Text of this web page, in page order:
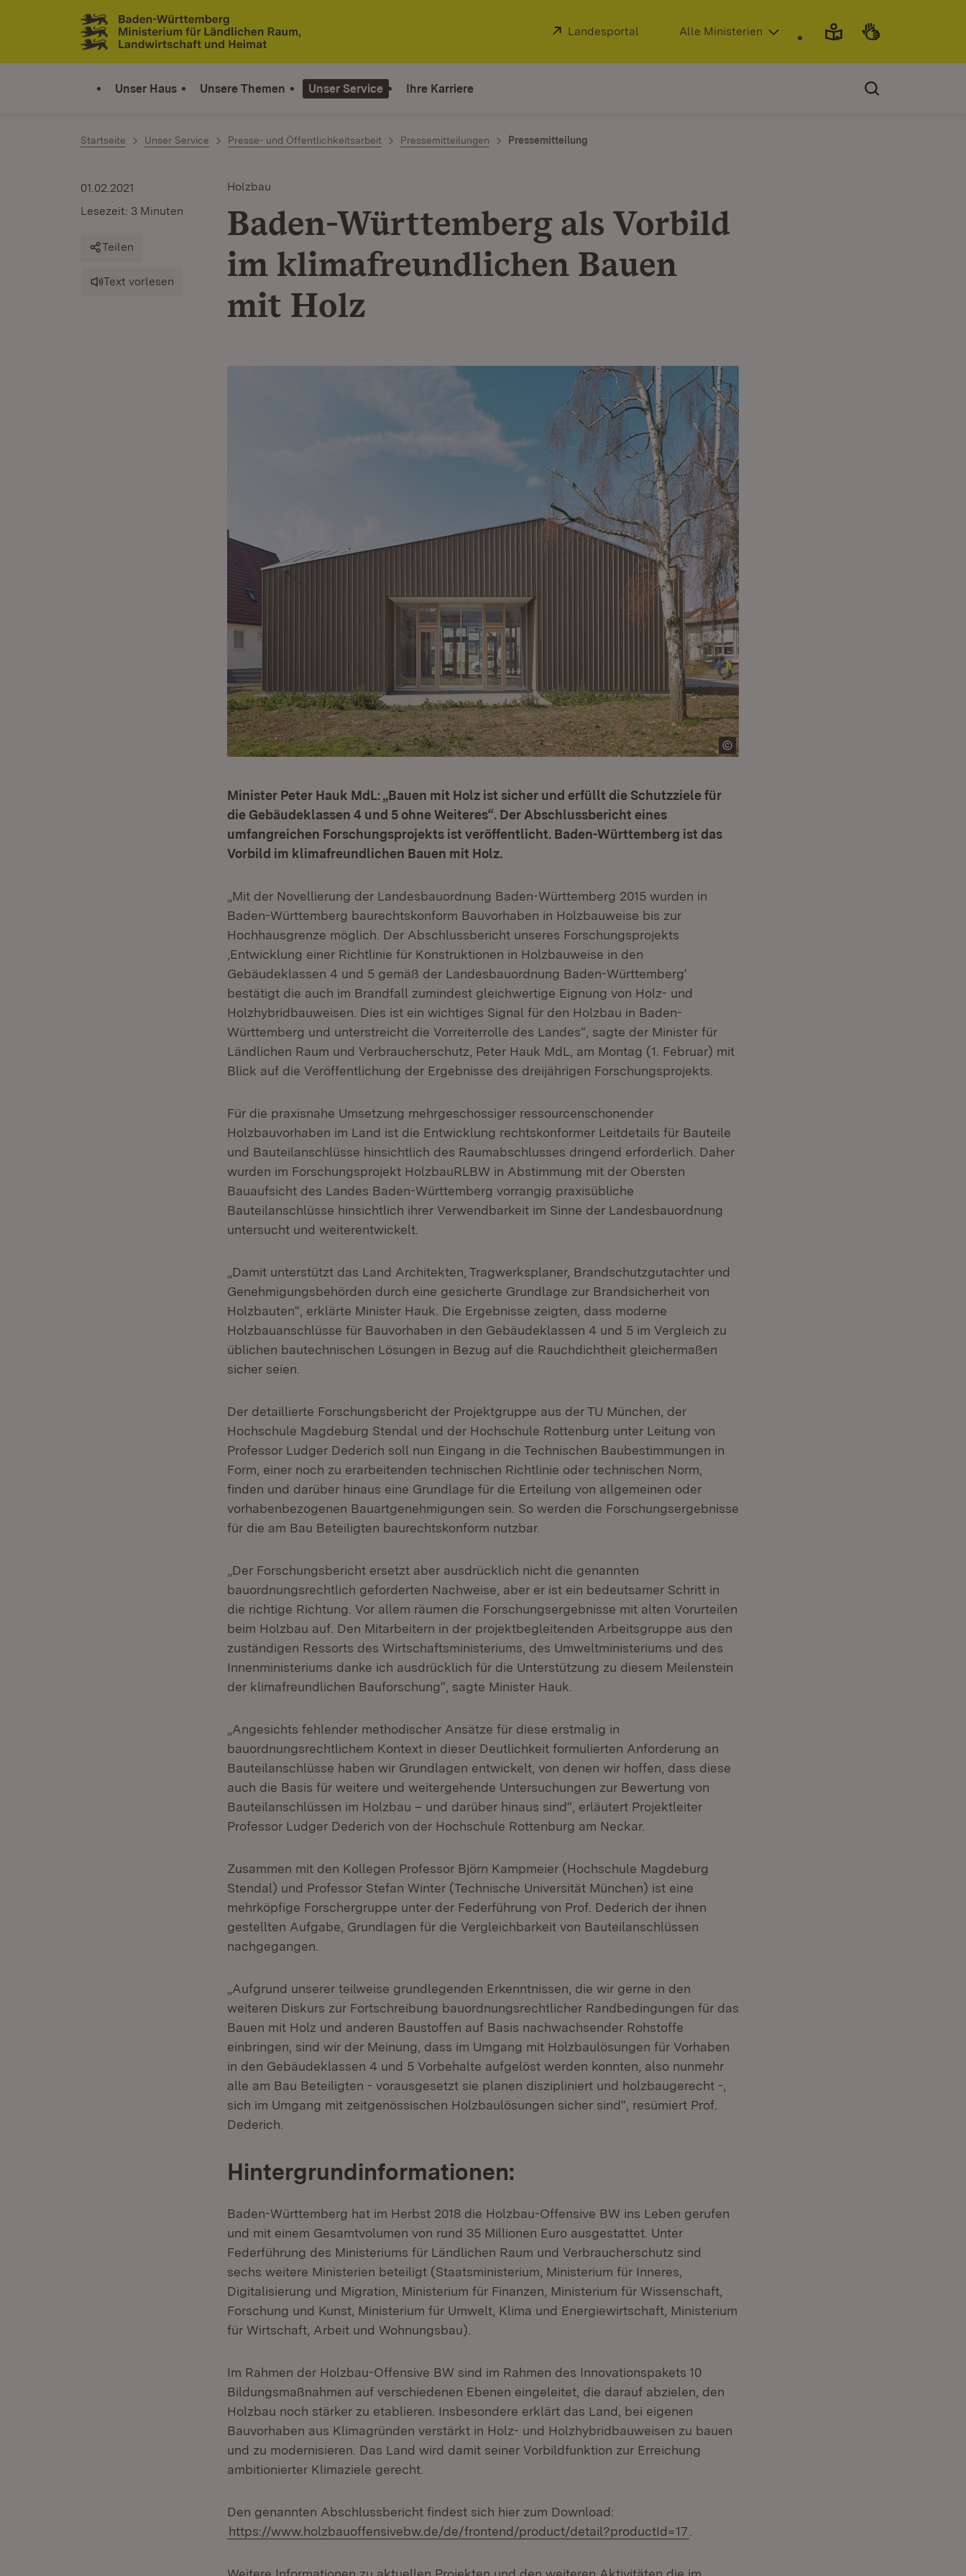
Zum Inhalt springen
Link zur Startseite
Extern:
Landesportal (Öffnet in neuem Fenster)
Alle Ministerien
Unser Haus Unsere Themen Unser Service Ihre Karriere
Startseite Unser Service Presse- und Öffentlichkeitsarbeit Pressemitteilungen Pressemitteilung
Holzbau
Baden-Württemberg als Vorbild
im klimafreundlichen Bauen
mit Holz
01.02.2021
Lesezeit: 3 Minuten
Teilen
Text vorlesen
Minister Peter Hauk MdL: „Bauen mit Holz ist sicher und erfüllt die Schutzziele für
die Gebäudeklassen 4 und 5 ohne Weiteres“. Der Abschlussbericht eines
umfangreichen Forschungsprojekts ist veröffentlicht. Baden-Württemberg ist das
Vorbild im klimafreundlichen Bauen mit Holz.
„Mit der Novellierung der Landesbauordnung Baden-Württemberg 2015 wurden in
Baden-Württemberg baurechtskonform Bauvorhaben in Holzbauweise bis zur
Hochhausgrenze möglich. Der Abschlussbericht unseres Forschungsprojekts
‚Entwicklung einer Richtlinie für Konstruktionen in Holzbauweise in den
Gebäudeklassen 4 und 5 gemäß der Landesbauordnung Baden-Württemberg‘
bestätigt die auch im Brandfall zumindest gleichwertige Eignung von Holz- und
Holzhybridbauweisen. Dies ist ein wichtiges Signal für den Holzbau in Baden-
Württemberg und unterstreicht die Vorreiterrolle des Landes“, sagte der Minister für
Ländlichen Raum und Verbraucherschutz, Peter Hauk MdL, am Montag (1. Februar) mit
Blick auf die Veröffentlichung der Ergebnisse des dreijährigen Forschungsprojekts.
Für die praxisnahe Umsetzung mehrgeschossiger ressourcenschonender
Holzbauvorhaben im Land ist die Entwicklung rechtskonformer Leitdetails für Bauteile
und Bauteilanschlüsse hinsichtlich des Raumabschlusses dringend erforderlich. Daher
wurden im Forschungsprojekt HolzbauRLBW in Abstimmung mit der Obersten
Bauaufsicht des Landes Baden-Württemberg vorrangig praxisübliche
Bauteilanschlüsse hinsichtlich ihrer Verwendbarkeit im Sinne der Landesbauordnung
untersucht und weiterentwickelt.
„Damit unterstützt das Land Architekten, Tragwerksplaner, Brandschutzgutachter und
Genehmigungsbehörden durch eine gesicherte Grundlage zur Brandsicherheit von
Holzbauten“, erklärte Minister Hauk. Die Ergebnisse zeigten, dass moderne
Holzbauanschlüsse für Bauvorhaben in den Gebäudeklassen 4 und 5 im Vergleich zu
üblichen bautechnischen Lösungen in Bezug auf die Rauchdichtheit gleichermaßen
sicher seien.
Der detaillierte Forschungsbericht der Projektgruppe aus der TU München, der
Hochschule Magdeburg Stendal und der Hochschule Rottenburg unter Leitung von
Professor Ludger Dederich soll nun Eingang in die Technischen Baubestimmungen in
Form, einer noch zu erarbeitenden technischen Richtlinie oder technischen Norm,
finden und darüber hinaus eine Grundlage für die Erteilung von allgemeinen oder
vorhabenbezogenen Bauartgenehmigungen sein. So werden die Forschungsergebnisse
für die am Bau Beteiligten baurechtskonform nutzbar.
„Der Forschungsbericht ersetzt aber ausdrücklich nicht die genannten
bauordnungsrechtlich geforderten Nachweise, aber er ist ein bedeutsamer Schritt in
die richtige Richtung. Vor allem räumen die Forschungsergebnisse mit alten Vorurteilen
beim Holzbau auf. Den Mitarbeitern in der projektbegleitenden Arbeitsgruppe aus den
zuständigen Ressorts des Wirtschaftsministeriums, des Umweltministeriums und des
Innenministeriums danke ich ausdrücklich für die Unterstützung zu diesem Meilenstein
der klimafreundlichen Bauforschung“, sagte Minister Hauk.
„Angesichts fehlender methodischer Ansätze für diese erstmalig in
bauordnungsrechtlichem Kontext in dieser Deutlichkeit formulierten Anforderung an
Bauteilanschlüsse haben wir Grundlagen entwickelt, von denen wir hoffen, dass diese
auch die Basis für weitere und weitergehende Untersuchungen zur Bewertung von
Bauteilanschlüssen im Holzbau – und darüber hinaus sind“, erläutert Projektleiter
Professor Ludger Dederich von der Hochschule Rottenburg am Neckar.
Zusammen mit den Kollegen Professor Björn Kampmeier (Hochschule Magdeburg
Stendal) und Professor Stefan Winter (Technische Universität München) ist eine
mehrköpfige Forschergruppe unter der Federführung von Prof. Dederich der ihnen
gestellten Aufgabe, Grundlagen für die Vergleichbarkeit von Bauteilanschlüssen
nachgegangen.
„Aufgrund unserer teilweise grundlegenden Erkenntnissen, die wir gerne in den
weiteren Diskurs zur Fortschreibung bauordnungsrechtlicher Randbedingungen für das
Bauen mit Holz und anderen Baustoffen auf Basis nachwachsender Rohstoffe
einbringen, sind wir der Meinung, dass im Umgang mit Holzbaulösungen für Vorhaben
in den Gebäudeklassen 4 und 5 Vorbehalte aufgelöst werden konnten, also nunmehr
alle am Bau Beteiligten - vorausgesetzt sie planen diszipliniert und holzbaugerecht -,
sich im Umgang mit zeitgenössischen Holzbaulösungen sicher sind“, resümiert Prof.
Dederich.
Hintergrundinformationen:
Baden-Württemberg hat im Herbst 2018 die Holzbau-Offensive BW ins Leben gerufen
und mit einem Gesamtvolumen von rund 35 Millionen Euro ausgestattet. Unter
Federführung des Ministeriums für Ländlichen Raum und Verbraucherschutz sind
sechs weitere Ministerien beteiligt (Staatsministerium, Ministerium für Inneres,
Digitalisierung und Migration, Ministerium für Finanzen, Ministerium für Wissenschaft,
Forschung und Kunst, Ministerium für Umwelt, Klima und Energiewirtschaft, Ministerium
für Wirtschaft, Arbeit und Wohnungsbau).
Im Rahmen der Holzbau-Offensive BW sind im Rahmen des Innovationspakets 10
Bildungsmaßnahmen auf verschiedenen Ebenen eingeleitet, die darauf abzielen, den
Holzbau noch stärker zu etablieren. Insbesondere erklärt das Land, bei eigenen
Bauvorhaben aus Klimagründen verstärkt in Holz- und Holzhybridbauweisen zu bauen
und zu modernisieren. Das Land wird damit seiner Vorbildfunktion zur Erreichung
ambitionierter Klimaziele gerecht.
Den genannten Abschlussbericht findest sich hier zum Download:
https://www.holzbauoffensivebw.de/de/frontend/product/detail?productId=17